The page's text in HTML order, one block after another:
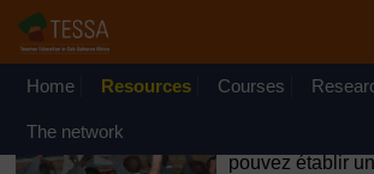
Passer au contenu principal
OpenLearn Create will be unavailable on
August 2026 from 8am to 10.30am
Home Resources Courses
The network
pouvez établir